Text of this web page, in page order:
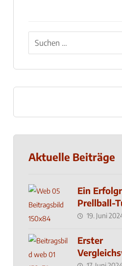
Aktuelle Beiträge
Ein
Prellball-
19. Juni
Erster